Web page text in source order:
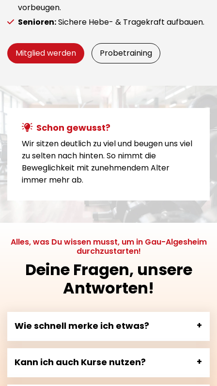
vorbeugen.
Senioren:Sichere Hebe- & Tragekraft aufbauen.
Mitglied werden Probetraining
Schon gewusst?
Wir sitzen deutlich zu viel und beugen uns viel
zu selten nach hinten. So nimmt die
Beweglichkeit mit zunehmendem Alter
immer mehr ab.
Deine Fragen, unsere
Antworten!
Alles, was Du wissen musst, um in Gau-Algesheim
durchzustarten!
Wie schnell merke ich etwas?
Kann ich auch Kurse nutzen?